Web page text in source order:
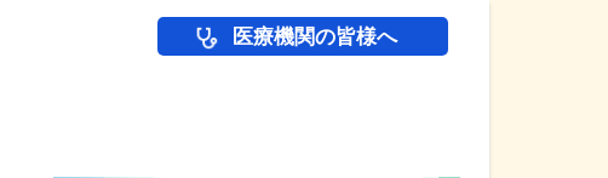
医療機関の皆様へ